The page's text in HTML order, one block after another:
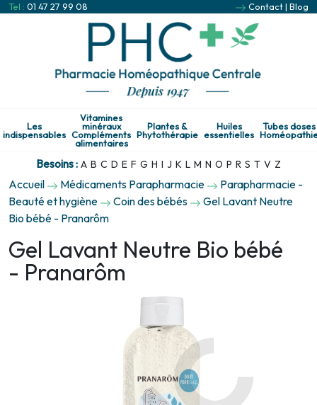
Tel : 01 47 27 99 08 Contact| Blog
Les
indispensables
Vitamines
minéraux
Compléments
alimentaires
Plantes &
Phytothérapie
Huiles
essentielles
Tubes doses
Besoins : A B C D E F G H I J K L M N O P R S T V Z
Accueil Médicaments Parapharmacie
Parapharmacie -
Beauté et hygiène
Coin des bébés
Gel Lavant Neutre
Bio bébé - Pranarôm
Gel Lavant Neutre Bio bébé
- Pranarôm